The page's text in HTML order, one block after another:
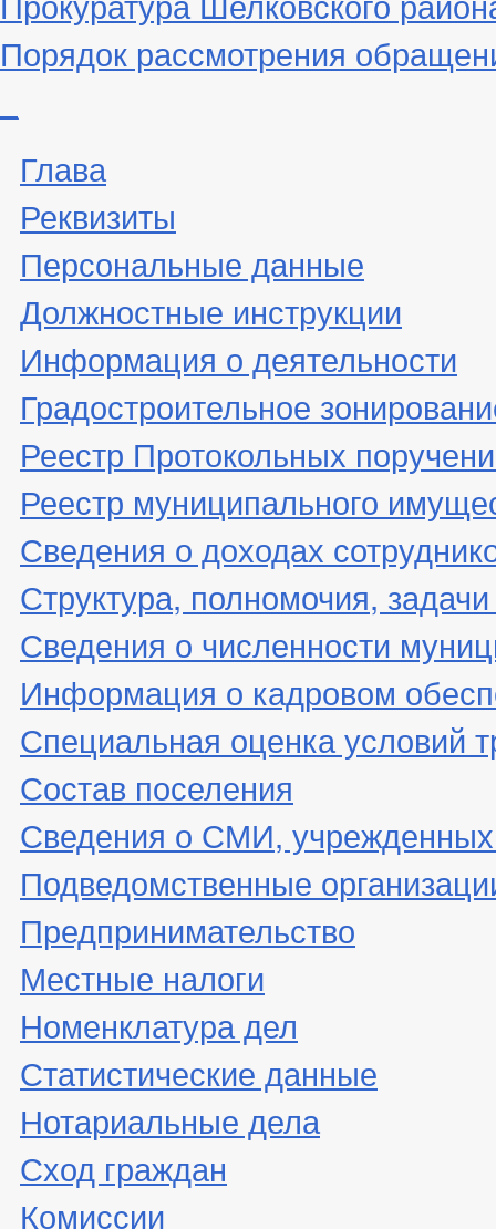
Порядок рассмотрения
Глава
Реквизиты
Персональные данные
Должностные инструкции
Информация о деятельности
Градостроительное
Реестр Протокольных
Реестр муниципального
Сведения о доходах
Структура, полномочия,
Сведения о численности
Информация о кадровом
Специальная оценка условий
Состав поселения
Сведения о СМИ,
Подведомственные
Предпринимательство
Местные налоги
Номенклатура дел
Статистические данные
Нотариальные дела
Сход граждан
Комиссии